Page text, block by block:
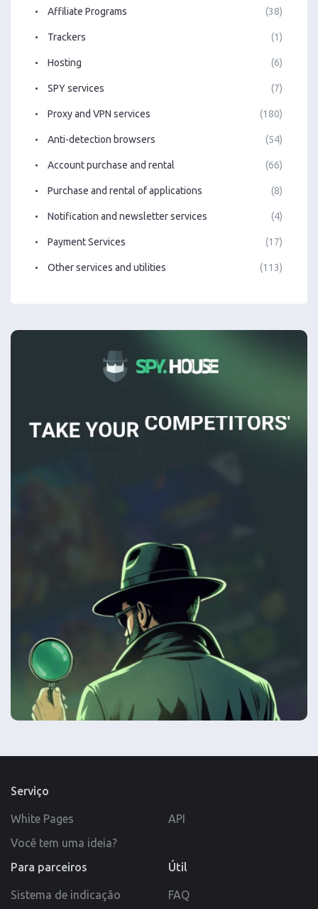
Affiliate Programs (38)
Trackers (1)
Hosting (6)
SPY services (7)
Proxy and VPN services (180)
Anti-detection browsers (54)
Account purchase and rental (66)
Purchase and rental of applications (8)
Notification and newsletter services (4)
Payment Services (17)
Other services and utilities (113)
Serviço
White Pages
API
Você tem uma ideia?
Para parceiros
Sistema de indicação
Útil
FAQ